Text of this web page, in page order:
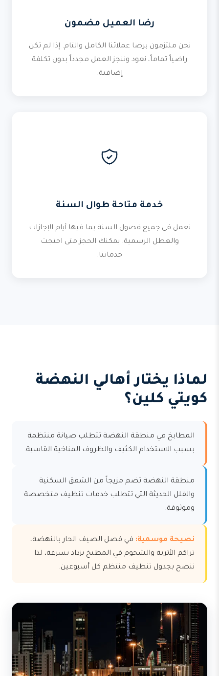
رضا العميل مضمون
نحن ملتزمون برضا عملائنا الكامل والتام. إذا لم تكن
راضياً تماماً، نعود وننجز العمل مجدداً بدون تكلفة
إضافية.
خدمة متاحة طوال السنة
نعمل في جميع فصول السنة بما فيها أيام الإجازات
والعطل الرسمية. يمكنك الحجز متى احتجت
خدماتنا.
لماذا يختار أهالي النهضة
كويتي كلين؟
المطابخ في منطقة النهضة تتطلب صيانة منتظمة
بسبب الاستخدام الكثيف والظروف المناخية القاسية.
منطقة النهضة تضم مزيجاً من الشقق السكنية
والفلل الحديثة التي تتطلب خدمات تنظيف متخصصة
وموثوقة.
نصيحة موسمية: في فصل الصيف الحار بالنهضة،
تراكم الأتربة والشحوم في المطبخ يزداد بسرعة، لذا
ننصح بجدول تنظيف منتظم كل أسبوعين.